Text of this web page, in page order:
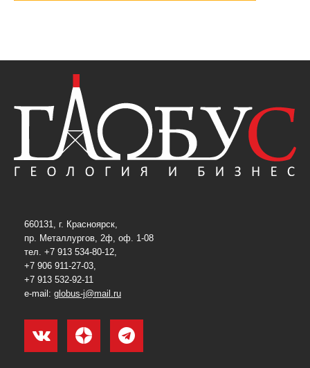
660131, г. Красноярск,
пр. Металлургов, 2ф, оф. 1-08
тел. +7 913 534-80-12,
+7 906 911-27-03,
+7 913 532-92-11
e-mail: globus-j@mail.ru